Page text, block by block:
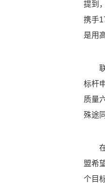
提到
携手
是用
标杆
质量
殊途
盟希
个目